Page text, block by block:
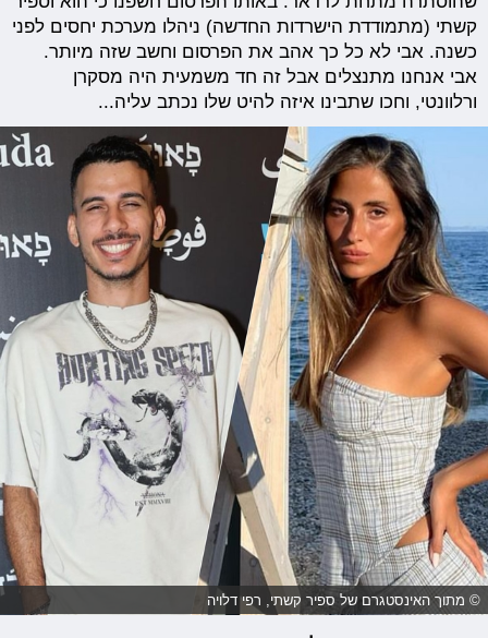
קשתי (מתמודדת הישרדות החדשה) ניהלו מערכת יחסים לפני
כשנה. אבי לא כל כך אהב את הפרסום וחשב שזה מיותר.
אבי אנחנו מתנצלים אבל זה חד משמעית היה מסקרן
ורלוונטי, וחכו שתבינו איזה להיט שלו נכתב עליה...
© מתוך האינסטגרם של ספיר קשתי, רפי דלויה